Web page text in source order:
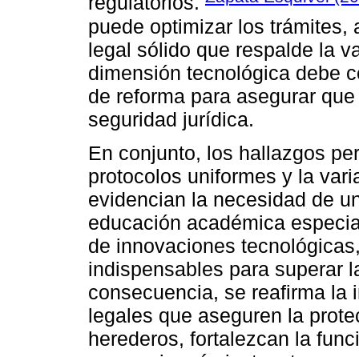
puede optimizar los trámites,
legal sólido que respalde la
dimensión tecnológica debe
de reforma para asegurar
seguridad jurídica.
En conjunto, los hallazgos
protocolos uniformes y la
evidencian la necesidad de
educación académica
de innovaciones
indispensables para superar
consecuencia, se reafirma la
legales que aseguren la
herederos, fortalezcan la